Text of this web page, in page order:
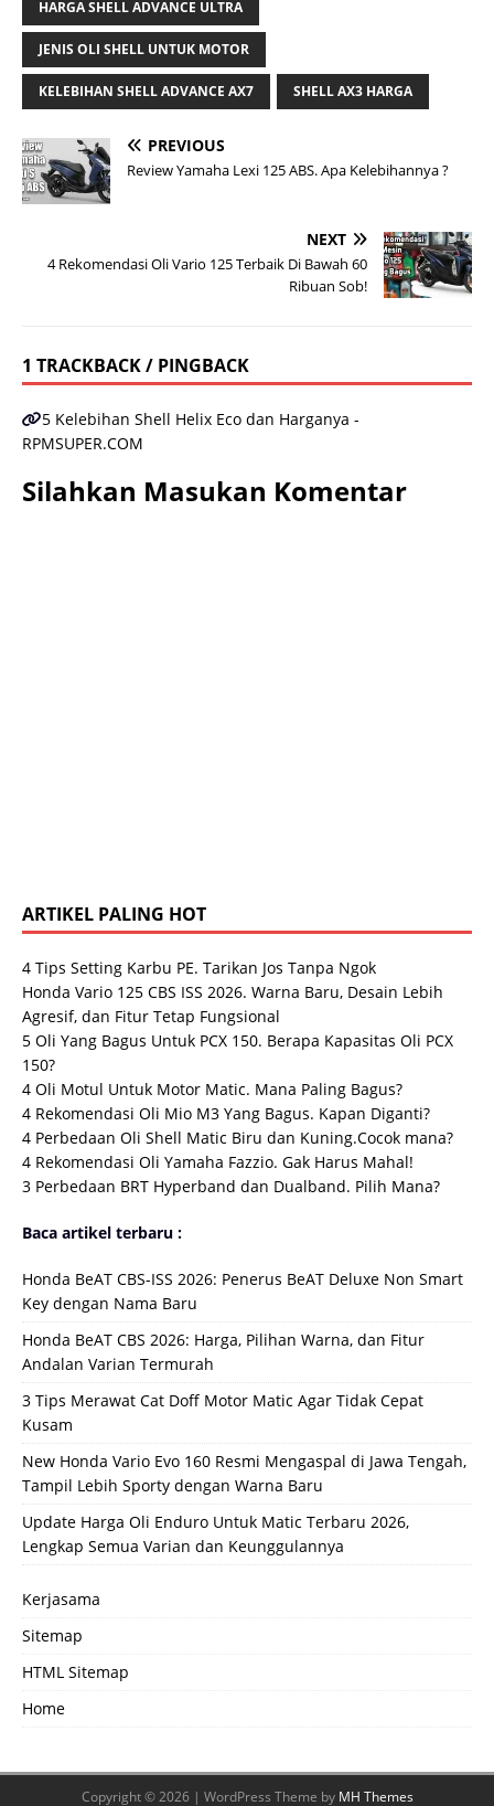
HARGA SHELL ADVANCE ULTRA
JENIS OLI SHELL UNTUK MOTOR
KELEBIHAN SHELL ADVANCE AX7 SHELL AX3 HARGA
PREVIOUS
Review Yamaha Lexi 125 ABS. Apa Kelebihannya ?
NEXT
4 Rekomendasi Oli Vario 125 Terbaik Di Bawah 60
Ribuan Sob!
1 TRACKBACK / PINGBACK
5 Kelebihan Shell Helix Eco dan Harganya -
RPMSUPER.COM
Silahkan Masukan Komentar
ARTIKEL PALING HOT
4 Tips Setting Karbu PE. Tarikan Jos Tanpa Ngok
Honda Vario 125 CBS ISS 2026. Warna Baru, Desain Lebih
Agresif, dan Fitur Tetap Fungsional
5 Oli Yang Bagus Untuk PCX 150. Berapa Kapasitas Oli PCX
150?
4 Oli Motul Untuk Motor Matic. Mana Paling Bagus?
4 Rekomendasi Oli Mio M3 Yang Bagus. Kapan Diganti?
4 Perbedaan Oli Shell Matic Biru dan Kuning.Cocok mana?
4 Rekomendasi Oli Yamaha Fazzio. Gak Harus Mahal!
3 Perbedaan BRT Hyperband dan Dualband. Pilih Mana?
Baca artikel terbaru :
Honda BeAT CBS-ISS 2026: Penerus BeAT Deluxe Non Smart
Key dengan Nama Baru
Honda BeAT CBS 2026: Harga, Pilihan Warna, dan Fitur
Andalan Varian Termurah
3 Tips Merawat Cat Doff Motor Matic Agar Tidak Cepat
Kusam
New Honda Vario Evo 160 Resmi Mengaspal di Jawa Tengah,
Tampil Lebih Sporty dengan Warna Baru
Update Harga Oli Enduro Untuk Matic Terbaru 2026,
Lengkap Semua Varian dan Keunggulannya
Kerjasama
Sitemap
HTML Sitemap
Home
Copyright © 2026 | WordPress Theme by MH Themes